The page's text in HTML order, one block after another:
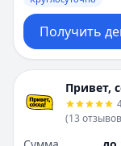
Получить
Привет,
(13 отзывов